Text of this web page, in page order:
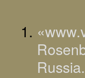
Russia.